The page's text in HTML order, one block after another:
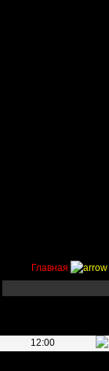
Главная
12:00